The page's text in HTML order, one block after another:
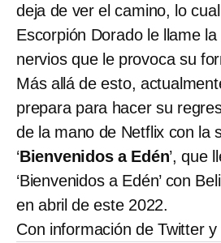
deja de ver el camino, lo
Escorpión Dorado le llame
nervios que le provoca su
Más allá de esto,
prepara para hacer su
de la mano de Netflix con la
‘Bienvenidos a Edén’, que
‘Bienvenidos a Edén’ con
en abril de este 2022.
Con información de Twitter y